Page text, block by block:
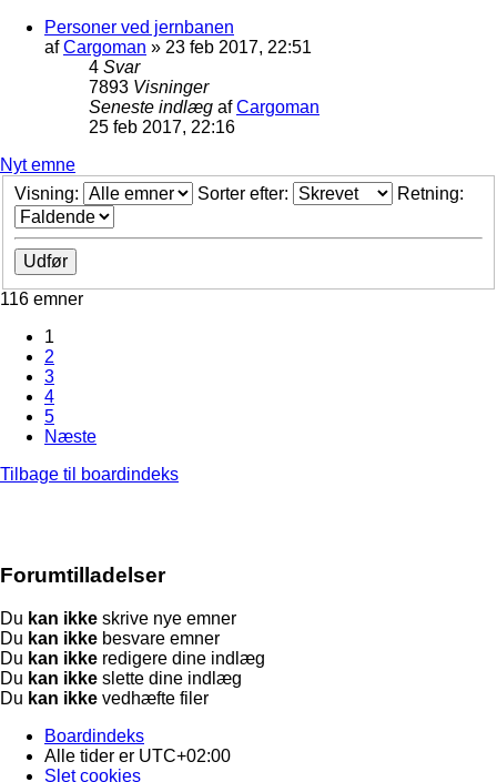
Personer ved jernbanen
afCargoman » 23 feb 2017, 22:51
4 Svar
7893 Visninger
Seneste indlæg afCargoman
25 feb 2017, 22:16
Nyt emne
Visning:
Sorter efter: Retning:
116 emner
1
2
3
4
5
Næste
Tilbage til boardindeks
Forumtilladelser
Du kan ikke skrive nye emner
Du kan ikke besvare emner
Du kan ikke redigere dine indlæg
Du kan ikke slette dine indlæg
Du kan ikke vedhæfte filer
Boardindeks
Alle tider er UTC+02:00
Slet cookies